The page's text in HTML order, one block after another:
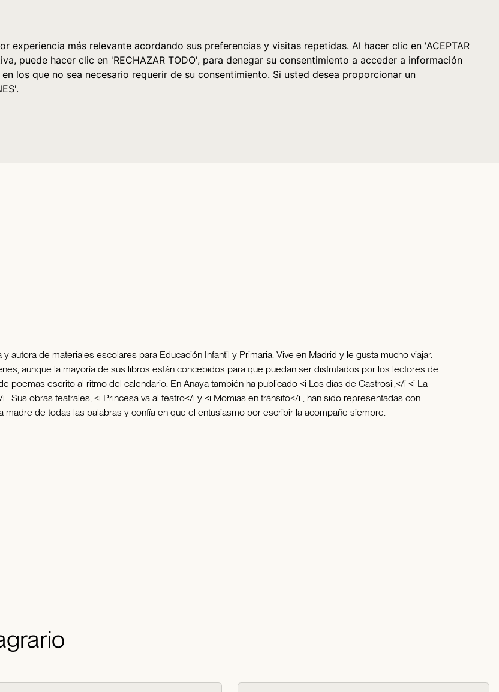
más relevante acordando sus preferencias y visitas repetidas. Al hacer clic en 'ACEPTAR
puede hacer clic en 'RECHAZAR TODO', para denegar su consentimiento a acceder a información
los que no sea necesario requerir de su consentimiento. Si usted desea proporcionar un
autora de materiales escolares para Educación Infantil y Primaria. Vive en Madrid y le gusta mucho viajar.
aunque la mayoría de sus libros están concebidos para que puedan ser disfrutados por los lectores de
poemas escrito al ritmo del calendario. En Anaya también ha publicado <i Los días de Castrosil,</i <i La
Sus obras teatrales, <i Princesa va al teatro</i y <i Momias en tránsito</i , han sido representadas con
de todas las palabras y confía en que el entusiasmo por escribir la acompañe siempre.